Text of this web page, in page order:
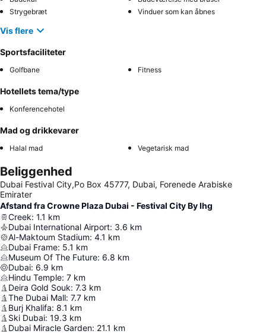
Strygebræt
Vinduer som kan åbnes
Vis flere
Sportsfaciliteter
Golfbane Fitness
Hotellets tema/type
Konferencehotel
Mad og drikkevarer
Halal mad Vegetarisk mad
Beliggenhed
Dubai Festival City,Po Box 45777, Dubai, Forenede Arabiske
Emirater
Afstand fra Crowne Plaza Dubai - Festival City By Ihg
Creek: 1.1 km
Dubai International Airport: 3.6 km
Al-Maktoum Stadium: 4.1 km
Dubai Frame: 5.1 km
Museum Of The Future: 6.8 km
Dubai: 6.9 km
Hindu Temple: 7 km
Deira Gold Souk: 7.3 km
The Dubai Mall: 7.7 km
Burj Khalifa: 8.1 km
Ski Dubai: 19.3 km
Dubai Miracle Garden: 21.1 km